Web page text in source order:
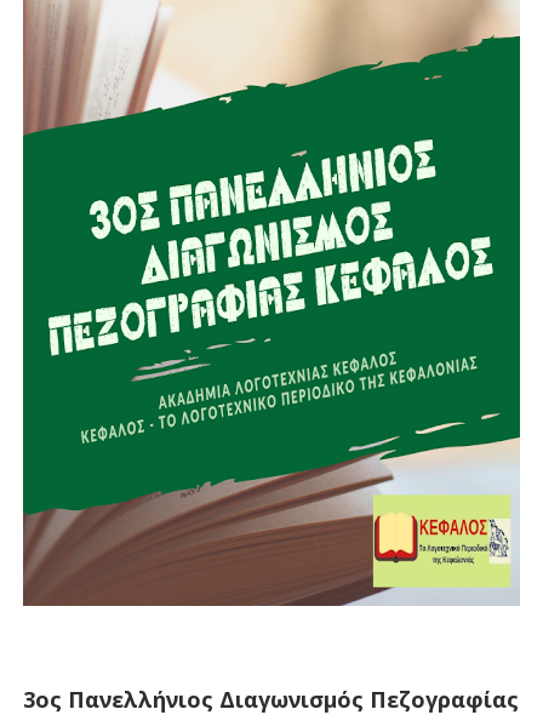
3ος Πανελλήνιος Διαγωνισμός Πεζογραφίας